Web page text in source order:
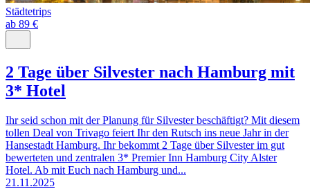
Städtetrips
ab 89 €
2 Tage über Silvester nach Hamburg mit
3* Hotel
Ihr seid schon mit der Planung für Silvester beschäftigt? Mit diesem
tollen Deal von Trivago feiert Ihr den Rutsch ins neue Jahr in der
Hansestadt Hamburg. Ihr bekommt 2 Tage über Silvester im gut
bewerteten und zentralen 3* Premier Inn Hamburg City Alster
Hotel. Ab mit Euch nach Hamburg und...
21.11.2025